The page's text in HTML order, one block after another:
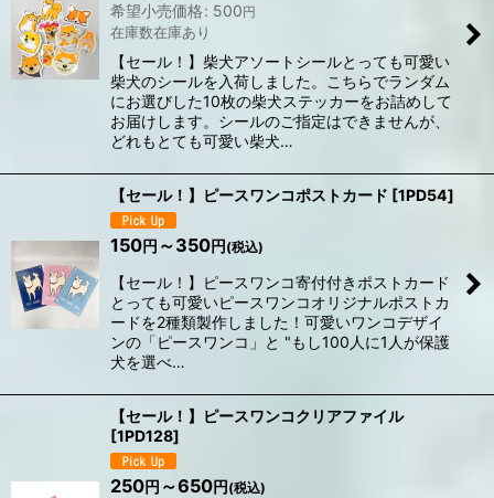
希望小売価格: 500円
在庫数在庫あり
【セール！】柴犬アソートシールとっても可愛い
柴犬のシールを入荷しました。こちらでランダム
にお選びした10枚の柴犬ステッカーをお詰めして
お届けします。シールのご指定はできませんが、
どれもとても可愛い柴犬…
【セール！】ピースワンコポストカード [1PD54]
150円 ～350円 (税込)
【セール！】ピースワンコ寄付付きポストカード
とっても可愛いピースワンコオリジナルポストカ
ードを2種類製作しました！可愛いワンコデザイ
ンの「ピースワンコ」と "もし100人に1人が保護
犬を選べ…
【セール！】ピースワンコクリアファイル
[1PD128]
250円 ～650円(税込)